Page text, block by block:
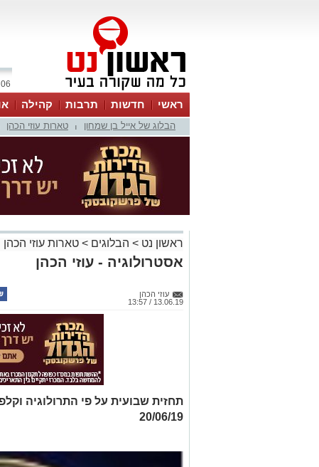
06 אוגוסט 2026 / 23:36
ראשי חדשות תרבות קהילה
הבלוג של אייל בן שמחון טארות עוזי הכהן
ראשון נט > הבלוגים > טארות עוזי הכהן
אסטרולוגיה - עוזי הכהן
עוזי הכהן
13.06.19 / 13:57
20/06/19